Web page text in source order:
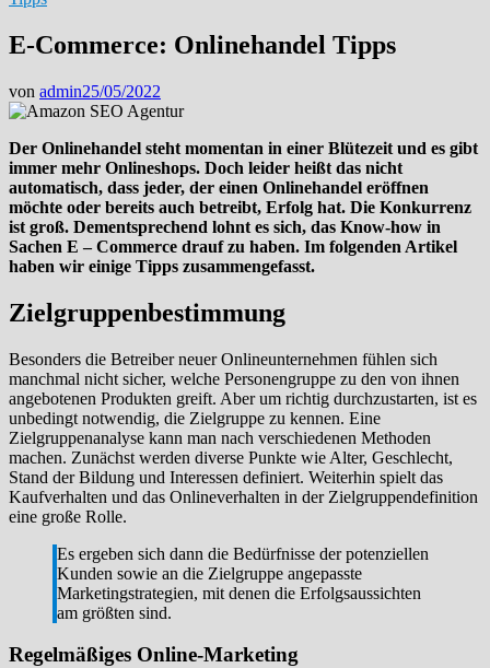
E-Commerce: Onlinehandel Tipps
von admin25/05/2022
Der Onlinehandel steht momentan in einer Blütezeit und es gibt
immer mehr Onlineshops. Doch leider heißt das nicht
automatisch, dass jeder, der einen Onlinehandel eröffnen
möchte oder bereits auch betreibt, Erfolg hat. Die Konkurrenz
ist groß. Dementsprechend lohnt es sich, das Know-how in
Sachen E – Commerce drauf zu haben. Im folgenden Artikel
haben wir einige Tipps zusammengefasst.
Zielgruppenbestimmung
Besonders die Betreiber neuer Onlineunternehmen fühlen sich
manchmal nicht sicher, welche Personengruppe zu den von ihnen
angebotenen Produkten greift. Aber um richtig durchzustarten, ist es
unbedingt notwendig, die Zielgruppe zu kennen. Eine
Zielgruppenanalyse kann man nach verschiedenen Methoden
machen. Zunächst werden diverse Punkte wie Alter, Geschlecht,
Stand der Bildung und Interessen definiert. Weiterhin spielt das
Kaufverhalten und das Onlineverhalten in der Zielgruppendefinition
eine große Rolle.
Es ergeben sich dann die Bedürfnisse der potenziellen
Kunden sowie an die Zielgruppe angepasste
Marketingstrategien, mit denen die Erfolgsaussichten
am größten sind.
Regelmäßiges Online-Marketing